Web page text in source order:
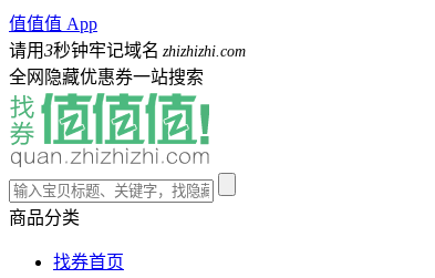
值值值 App
请用3秒钟牢记域名 zhizhizhi.com
全网隐藏优惠券一站搜索
商品分类
找券首页